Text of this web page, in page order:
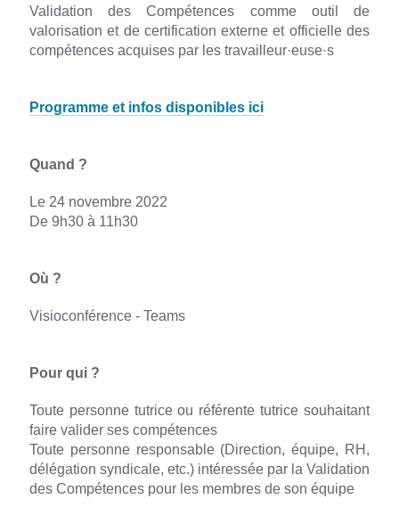
Validation des Compétences comme outil de
valorisation et de certification externe et officielle des
compétences acquises par les travailleur·euse·s
Programme et infos disponibles ici
Quand ?
Le 24 novembre 2022
De 9h30 à 11h30
Où ?
Visioconférence - Teams
Pour qui ?
Toute personne tutrice ou référente tutrice souhaitant
faire valider ses compétences
Toute personne responsable (Direction, équipe, RH,
délégation syndicale, etc.) intéressée par la Validation
des Compétences pour les membres de son équipe